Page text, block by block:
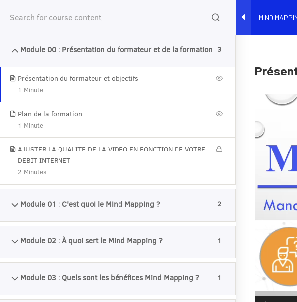
EAZYTRAINING E-
Accueil Catalogue de cours management et développement personnel
MIND
Module 00 : Présentation du formateur et de la formation 3
Présentation du formateur et objectifs
1 Minute
Plan de la formation
1 Minute
AJUSTER LA QUALITE DE LA VIDEO EN FONCTION DE VOTRE
DEBIT INTERNET
2 Minutes
Module 01 : C'est quoi le Mind Mapping ? 2
Module 02 : À quoi sert le Mind Mapping ? 1
Module 03 : Quels sont les bénéfices Mind Mapping ? 1
Lecteur
ILS NOUS